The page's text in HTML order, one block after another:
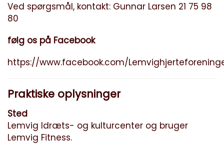
Ved spørgsmål, kontakt: Gunnar Larsen 21 75 98
80
følg os på Facebook
https://www.facebook.com/
Praktiske oplysninger
Sted
Lemvig Idræts- og kulturcenter og bruger
Lemvig Fitness.